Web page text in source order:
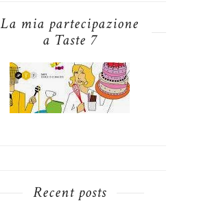
La mia partecipazione
a Taste 7
Recent posts